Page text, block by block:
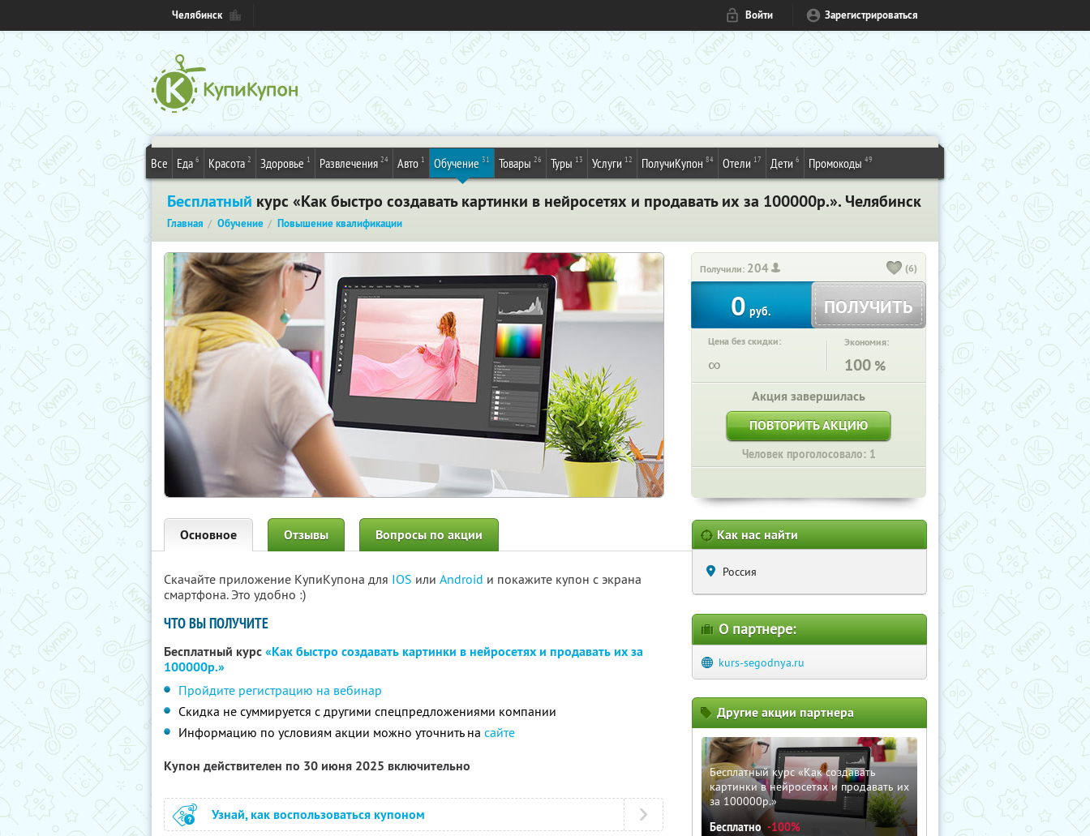
Челябинск Войти Зарегистрироваться
Все Еда 6 Красота 2 Здоровье 1 Развлечения 24 Авто 1 Обучение 31 Товары 26 Туры 13 Услуги 12 ПолучиКупон 84 Отели 17 Дети 6 Промокоды 49
Бесплатный курс «Как быстро создавать картинки в нейросетях и продавать их за 100000р.». Челябинск
Главная Обучение Повышение квалификации
Получили: 204 (6)
0 руб. ПОЛУЧИТЬ
Цена без скидки:
∞
Экономия:
100 %
Акция завершилась
ПОВТОРИТЬ АКЦИЮ
Человек проголосовало: 1
Основное Отзывы Вопросы по акции
Скачайте приложение КупиКупона для IOS или Android и покажите купон с экрана
смартфона. Это удобно :)
ЧТО ВЫ ПОЛУЧИТЕ
Бесплатный курс«Как быстро создавать картинки в нейросетях и продавать их за
100000р.»
Пройдите регистрацию на вебинар
Скидка не суммируется с другими спецпредложениями компании
Информацию по условиям акции можно уточнить на сайте
Купон действителен по 30 июня 2025 включительно
Узнай, как воспользоваться купоном
Как нас найти
Россия
О партнере:
kurs-segodnya.ru
Другие акции партнера
Бесплатный курс «Как создавать
картинки в нейросетях и продавать их
за 100000р.»
Бесплатно -100%